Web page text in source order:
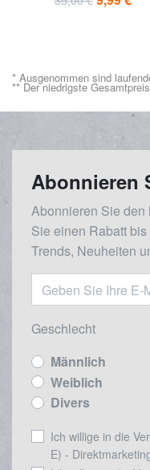
* Ausgenommen sind
** Der niedrigste
Abonnieren
Abonnieren Sie den
Sie einen Rabatt
Trends, Neuheiten
Geschlecht
Männlich
Weiblich
Divers
Ich willige in die
E) -